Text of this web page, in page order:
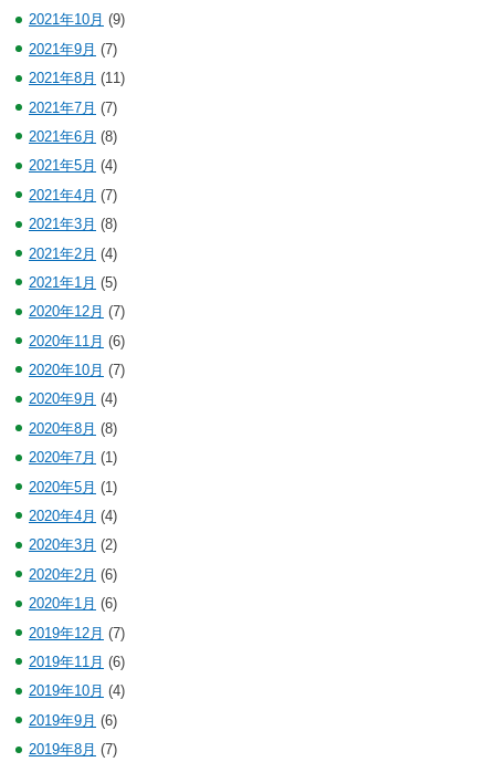
2021年10月 (9)
2021年9月 (7)
2021年8月 (11)
2021年7月 (7)
2021年6月 (8)
2021年5月 (4)
2021年4月 (7)
2021年3月 (8)
2021年2月 (4)
2021年1月 (5)
2020年12月 (7)
2020年11月 (6)
2020年10月 (7)
2020年9月 (4)
2020年8月 (8)
2020年7月 (1)
2020年5月 (1)
2020年4月 (4)
2020年3月 (2)
2020年2月 (6)
2020年1月 (6)
2019年12月 (7)
2019年11月 (6)
2019年10月 (4)
2019年9月 (6)
2019年8月 (7)